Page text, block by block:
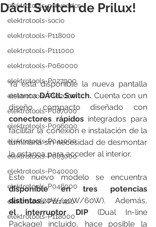
elektrotools-proveedor
elektrotools-socio
elektrotools-P118000
elektrotools-P111000
elektrotools-P060000
elektrotools-P027000
elektrotools-P102000
elektrotools-P087000
elektrotools-P096000
elektrotools-P041000
elektrotools-P083000
elektrotools-P040000
elektrotools-P046000
elektrotools-P121000
elektrotools-P118000
Dácil Switch de Prilux!
Ya está disponible la nueva pantalla
estanca DÁCIL Switch. Cuenta con un
conectores rápidos integrados para
facilitar la conexión e instalación de la
luminaria sin necesidad de desmontar
la estanca para acceder al interior.
disponible en tres potencias
distintas
el interruptor DIP (Dual In-line